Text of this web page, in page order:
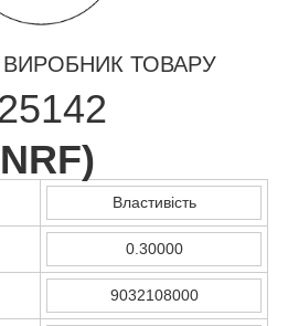
ВИРОБНИК ТОВАРУ
NRF)
Властивість
0.30000
9032108000